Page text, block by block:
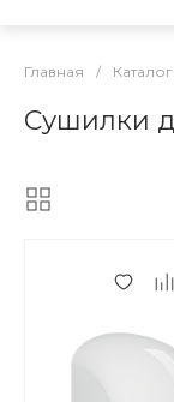
Главная /
Сушилки